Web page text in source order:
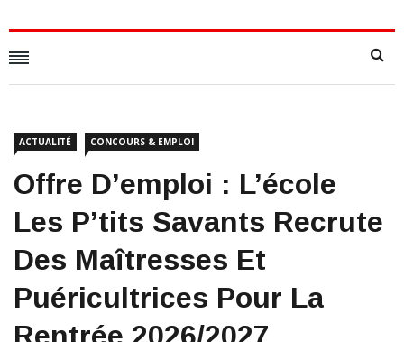
ACTUALITÉ CONCOURS & EMPLOI
Offre D’emploi : L’école
Les P’tits Savants Recrute
Des Maîtresses Et
Puéricultrices Pour La